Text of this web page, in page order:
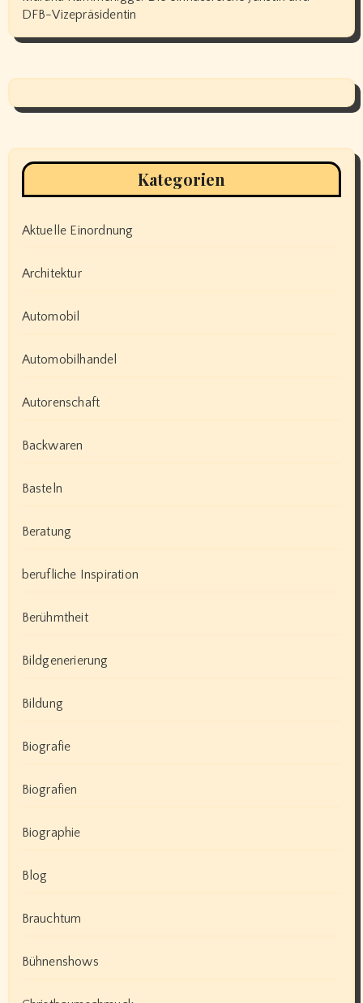
DFB-Vizepräsidentin
Kategorien
Aktuelle Einordnung
Architektur
Automobil
Automobilhandel
Autorenschaft
Backwaren
Basteln
Beratung
berufliche Inspiration
Berühmtheit
Bildgenerierung
Bildung
Biografie
Biografien
Biographie
Blog
Brauchtum
Bühnenshows